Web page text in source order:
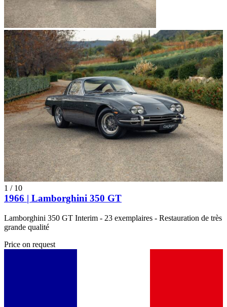
1 / 10
1966 | Lamborghini 350 GT
Lamborghini 350 GT Interim - 23 exemplaires - Restauration de très
grande qualité
Price on request